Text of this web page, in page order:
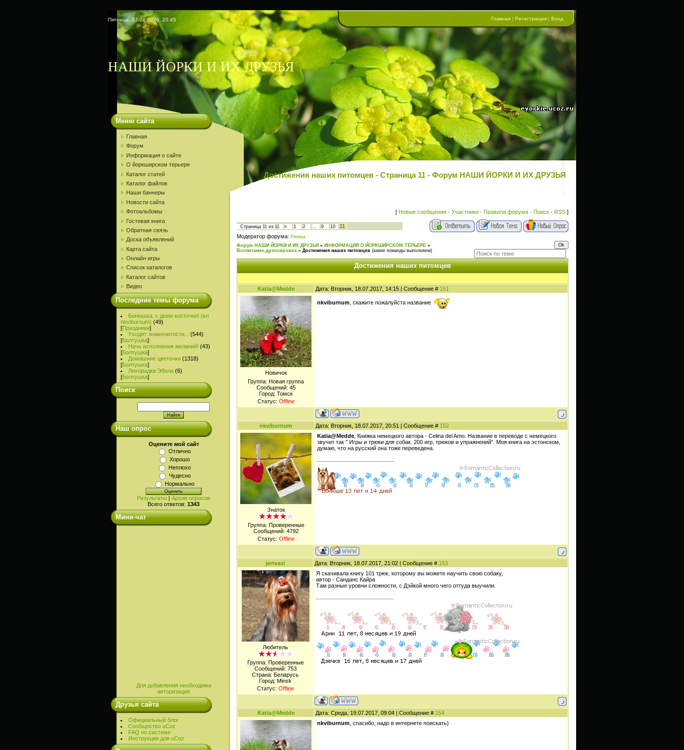
Пятница, 07.08.2026, 20:45 Главная | Регистрация | Вход
НАШИ ЙОРКИ И ИХ ДРУЗЬЯ
Меню сайта
Главная
Форум
Информация о сайте
О йоркширском терьере
Каталог статей
Каталог файлов
Наши баннеры
Новости сайта
Фотоальбомы
Гостевая книга
Обратная связь
Доска объявлений
Карта сайта
Онлайн игры
Список каталогов
Каталог сайтов
Видео
Последние темы форума
Бонюшка, с днем косточки! (вл
nkviburnum) (49)
[Праздники]
Уходят знаменитости...
(544)
[Болтушка]
Ночь исполнения желаний! (43)
[Болтушка]
Домашние цветочки (1318)
[Болтушка]
Лихорадка Эбола (6)
[Болтушка]
Поиск
Наш опрос
Оцените мой сайт
Отлично
Хорошо
Неплохо
Чудесно
Нормально
Результаты | Архив опросов
Всего ответов: 1343
Мини-чат
Для добавления необходима
авторизация
Друзья сайта
Официальный блог
Сообщество uCoz
FAQ по системе
Инструкции для uCoz
Достижения наших питомцев - Страница 11 - Форум НАШИ ЙОРКИ И ИХ ДРУЗЬЯ
[ Новые сообщения · Участники · Правила форума · Поиск · RSS ]
Страница 11 из 11 « 1 2 … 9 10
11
Модератор форума: Регина
Форум НАШИ ЙОРКИ И ИХ ДРУЗЬЯ » ИНФОРМАЦИЯ О ЙОРКШИРСКОМ ТЕРЬЕРЕ »
Воспитание,дрессировка » Достижения наших питомцев (какие команды выполняем)
Достижения наших питомцев
Katia@Medde Дата: Вторник, 18.07.2017, 14:15 | Сообщение # 151
Новичок
Группа: Новая группа
Сообщений: 45
Город: Томск
Статус: Offline
nkviburnum , скажите пожалуйста название
nkviburnum Дата: Вторник, 18.07.2017, 20:51 | Сообщение # 152
Знаток
Группа: Проверенные
Сообщений: 4792
Статус: Offline
Katia@Medde , Книжка немецкого автора - Celina del Amo. Название в переводе с немецкого
звучит так " Игры и трюки для собак. 200 игр, трюков и упражнений". Моя книга на эстонском,
думаю, что на русский она тоже переведена.
jertvasi Дата: Вторник, 18.07.2017, 21:02 | Сообщение # 153
Любитель
Группа: Проверенные
Сообщений: 753
Страна: Беларусь
Город: Minsk
Статус: Offline
Я скачивала книгу 101 трюк, которому вы можете научить свою собаку,
автор - Санданс Кайра
Там разные уровни сложности, с Дэйкой много чего оттуда выучили.
Katia@Medde Дата: Среда, 19.07.2017, 09:04 | Сообщение # 154
nkviburnum , спасибо, надо в интернете поискать)